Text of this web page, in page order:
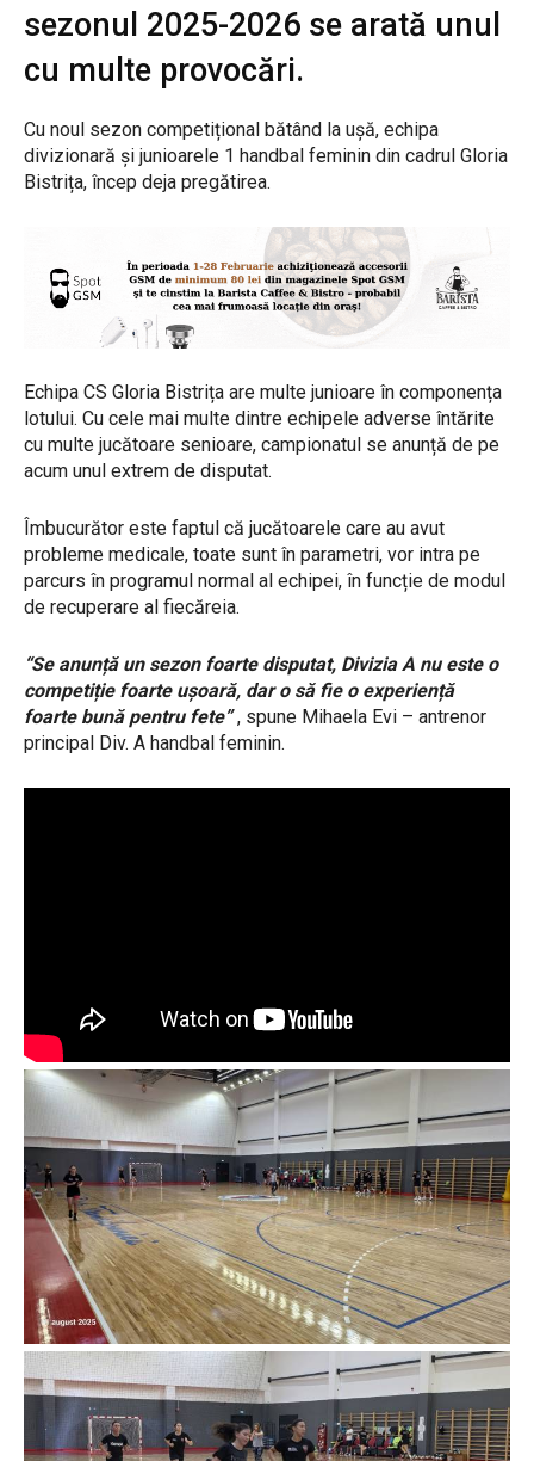
sezonul 2025-2026 se arată unul
cu multe provocări.
Cu noul sezon competițional bătând la ușă, echipa
divizionară și junioarele 1 handbal feminin din cadrul Gloria
Bistrița, încep deja pregătirea.
Echipa CS Gloria Bistrița are multe junioare în componența
lotului. Cu cele mai multe dintre echipele adverse întărite
cu multe jucătoare senioare, campionatul se anunță de pe
acum unul extrem de disputat.
Îmbucurător este faptul că jucătoarele care au avut
probleme medicale, toate sunt în parametri, vor intra pe
parcurs în programul normal al echipei, în funcție de modul
de recuperare al fiecăreia.
“Se anunță un sezon foarte disputat, Divizia A nu este o
competiție foarte ușoară, dar o să fie o experiență
foarte bună pentru fete”, spune Mihaela Evi – antrenor
principal Div. A handbal feminin.